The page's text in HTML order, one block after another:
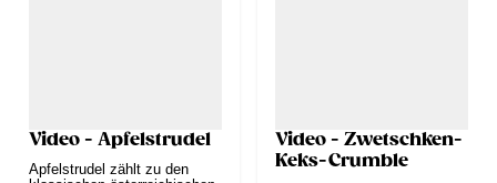
Video - Apfelstrudel
Apfelstrudel zählt zu den
Video - Zwetschken-
Keks-Crumble